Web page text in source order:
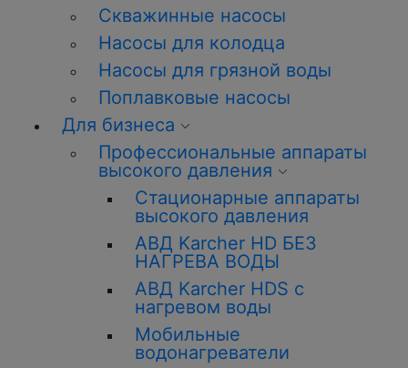
Скважинные насосы
Насосы для колодца
Насосы для грязной воды
Поплавковые насосы
Для бизнеса
Профессиональные аппараты
высокого давления
Стационарные аппараты
высокого давления
АВД Karcher HD БЕЗ
НАГРЕВА ВОДЫ
АВД Karcher HDS с
нагревом воды
Мобильные
водонагреватели